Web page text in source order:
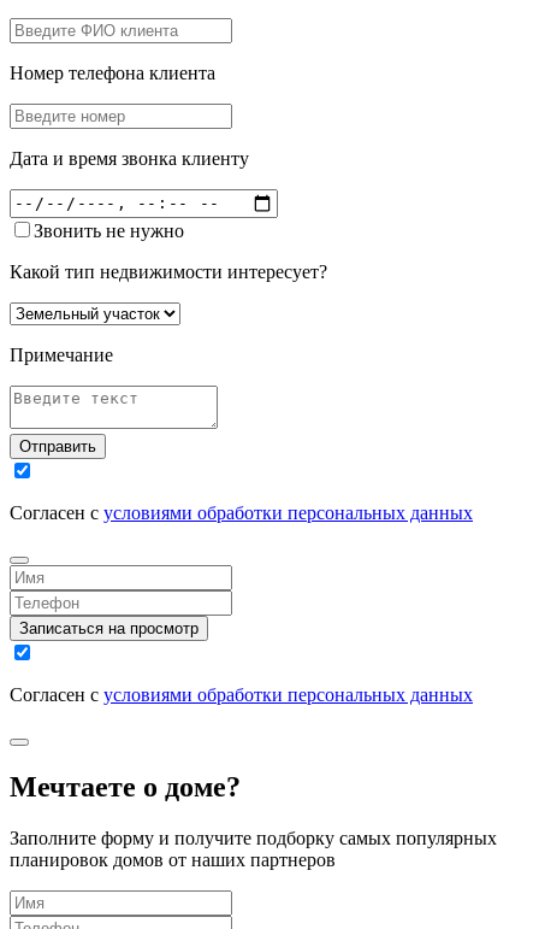
Номер телефона клиента
Дата и время звонка клиенту
Звонить не нужно
Какой тип недвижимости интересует?
Примечание
Отправить
Согласен с условиями обработки персональных данных
Записаться на просмотр
Согласен с условиями обработки персональных данных
Мечтаете о доме?
Заполните форму и получите подборку самых популярных
планировок домов от наших партнеров